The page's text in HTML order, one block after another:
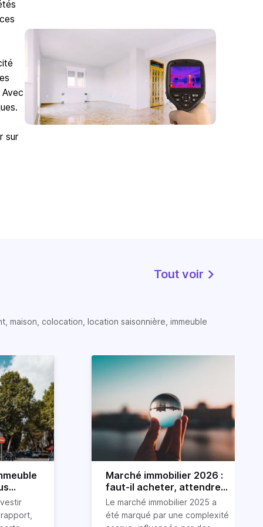
sur
Tout voir
maison, colocation, location saisonnière, immeuble
Marché immobilier 2026 :
faut-il acheter, attendre
ou vendre ?
Le marché immobilier 2025 a
été marqué par une complexité